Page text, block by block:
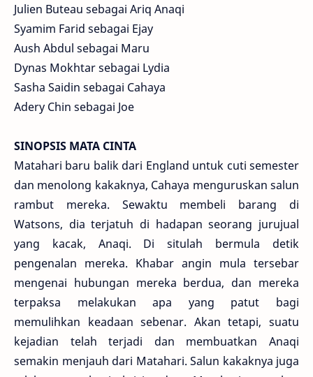
Julien Buteau sebagai Ariq Anaqi
Syamim Farid sebagai Ejay
Aush Abdul sebagai Maru
Dynas Mokhtar sebagai Lydia
Sasha Saidin sebagai Cahaya
Adery Chin sebagai Joe
SINOPSIS MATA CINTA
Matahari baru balik dari England untuk cuti semester
dan menolong kakaknya, Cahaya menguruskan salun
rambut mereka. Sewaktu membeli barang di
Watsons, dia terjatuh di hadapan seorang jurujual
yang kacak, Anaqi. Di situlah bermula detik
pengenalan mereka. Khabar angin mula tersebar
mengenai hubungan mereka berdua, dan mereka
terpaksa melakukan apa yang patut bagi
memulihkan keadaan sebenar. Akan tetapi, suatu
kejadian telah terjadi dan membuatkan Anaqi
semakin menjauh dari Matahari. Salun kakaknya juga